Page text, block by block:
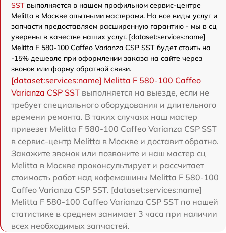
SST выполняется в нашем профильном сервис-центре
Melitta в Москве опытными мастерами. На все виды услуг и
запчасти предоставляем расширенную гарантию - мы в сц
уверены в качестве наших услуг. [dataset:services:name]
Melitta F 580-100 Caffeo Varianza CSP SST будет стоить на
-15% дешевле при оформлении заказа на сайте через
звонок или форму обратной связи.
[dataset:services:name] Melitta F 580-100 Caffeo
Varianza CSP SST выполняется на выезде, если не
требует специального оборудования и длительного
времени ремонта. В таких случаях наш мастер
привезет Melitta F 580-100 Caffeo Varianza CSP SST
в сервис-центр Melitta в Москве и доставит обратно.
Закажите звонок или позвоните и наш мастер сц
Melitta в Москве проконсультирует и рассчитает
стоимость работ над кофемашины Melitta F 580-100
Caffeo Varianza CSP SST. [dataset:services:name]
Melitta F 580-100 Caffeo Varianza CSP SST по нашей
статистике в среднем занимает 3 часа при наличии
всех необходимых запчастей.